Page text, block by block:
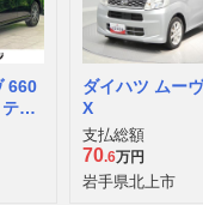
660
ッ
ダイハツ ムー
X
支払総額
70.6万円
岩手県北上市